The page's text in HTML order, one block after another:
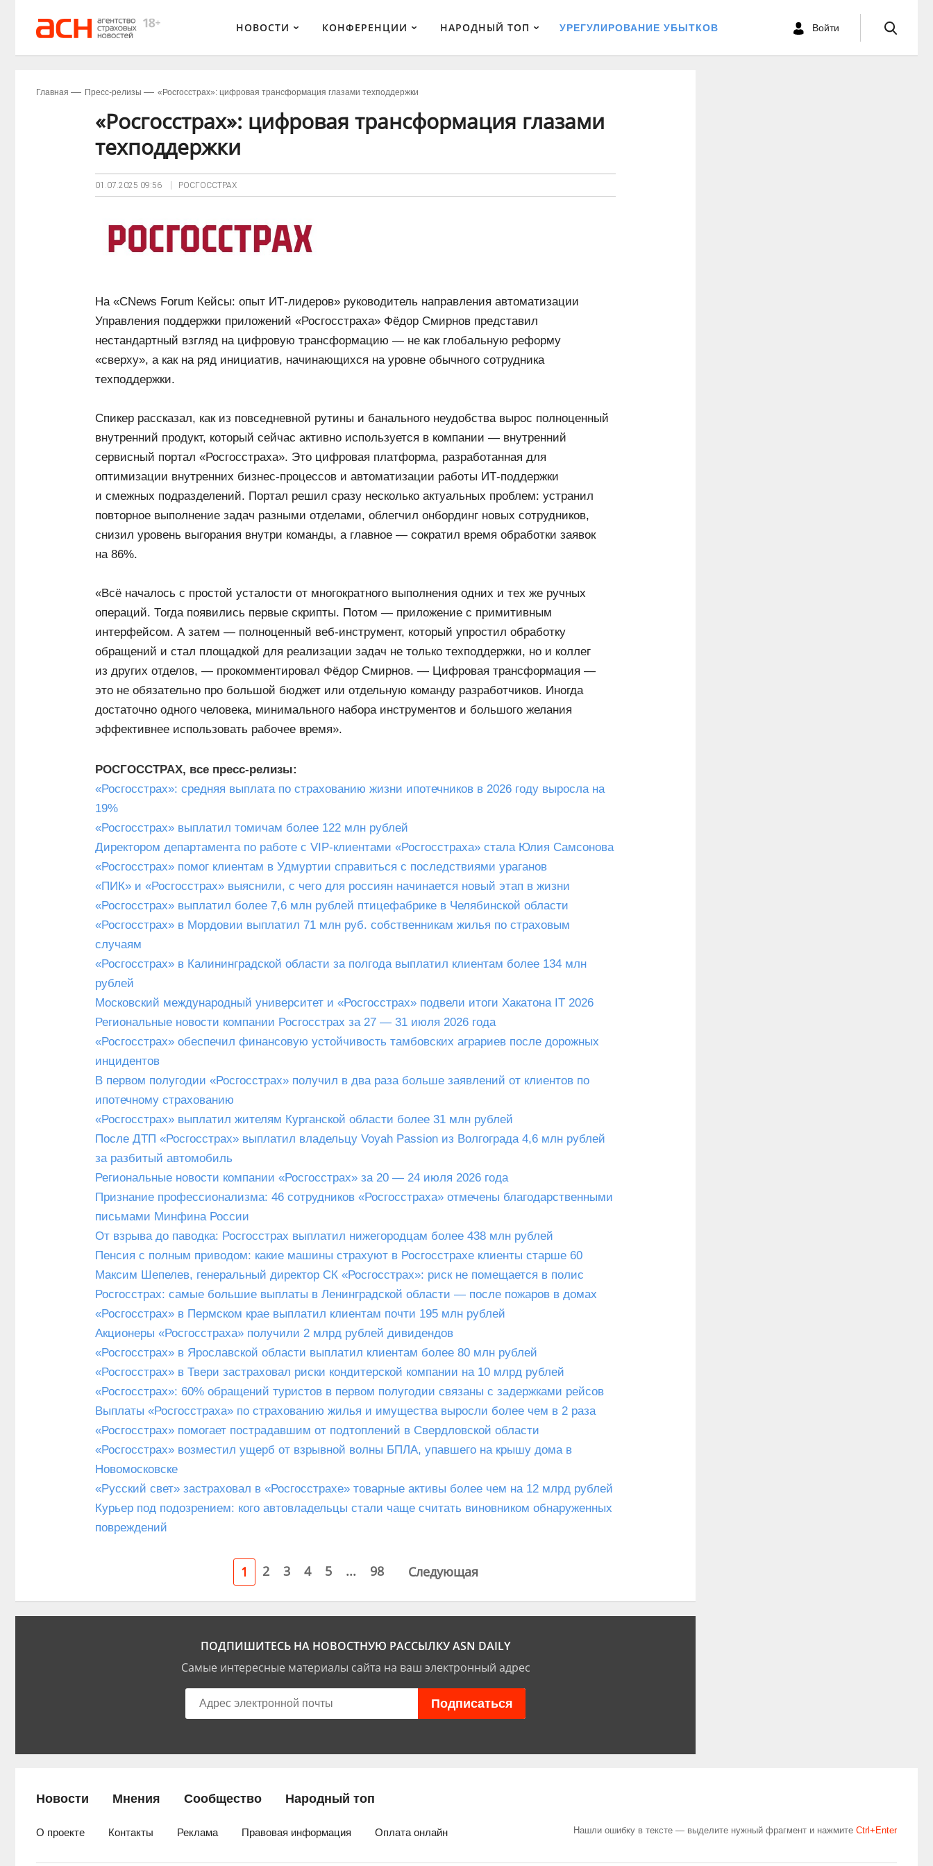
НОВОСТИ КОНФЕРЕНЦИИ НАРОДНЫЙ ТОП УРЕГУЛИРОВАНИЕ УБЫТКОВ Войти
Главная Пресс-релизы «Росгосстрах»: цифровая трансформация глазами техподдержки
«Росгосстрах»: цифровая трансформация глазами
техподдержки
01.07.2025 09:56 РОСГОССТРАХ
На «CNews Forum Кейсы: опыт ИТ-лидеров» руководитель направления автоматизации
Управления поддержки приложений «Росгосстраха» Фёдор Смирнов представил
нестандартный взгляд на цифровую трансформацию — не как глобальную реформу
«сверху», а как на ряд инициатив, начинающихся на уровне обычного сотрудника
техподдержки.
Спикер рассказал, как из повседневной рутины и банального неудобства вырос полноценный
внутренний продукт, который сейчас активно используется в компании — внутренний
сервисный портал «Росгосстраха». Это цифровая платформа, разработанная для
оптимизации внутренних бизнес-процессов и автоматизации работы ИТ-поддержки
и смежных подразделений. Портал решил сразу несколько актуальных проблем: устранил
повторное выполнение задач разными отделами, облегчил онбординг новых сотрудников,
снизил уровень выгорания внутри команды, а главное — сократил время обработки заявок
на 86%.
«Всё началось с простой усталости от многократного выполнения одних и тех же ручных
операций. Тогда появились первые скрипты. Потом — приложение с примитивным
интерфейсом. А затем — полноценный веб-инструмент, который упростил обработку
обращений и стал площадкой для реализации задач не только техподдержки, но и коллег
из других отделов, — прокомментировал Фёдор Смирнов. — Цифровая трансформация —
это не обязательно про большой бюджет или отдельную команду разработчиков. Иногда
достаточно одного человека, минимального набора инструментов и большого желания
эффективнее использовать рабочее время».
РОСГОССТРАХ, все пресс-релизы:
«Росгосстрах»: средняя выплата по страхованию жизни ипотечников в 2026 году выросла на
19%
«Росгосстрах» выплатил томичам более 122 млн рублей
Директором департамента по работе с VIP-клиентами «Росгосстраха» стала Юлия Самсонова
«Росгосстрах» помог клиентам в Удмуртии справиться с последствиями ураганов
«ПИК» и «Росгосстрах» выяснили, с чего для россиян начинается новый этап в жизни
«Росгосстрах» выплатил более 7,6 млн рублей птицефабрике в Челябинской области
«Росгосстрах» в Мордовии выплатил 71 млн руб. собственникам жилья по страховым
случаям
«Росгосстрах» в Калининградской области за полгода выплатил клиентам более 134 млн
рублей
Московский международный университет и «Росгосстрах» подвели итоги Хакатона IT 2026
Региональные новости компании Росгосстрах за 27 — 31 июля 2026 года
«Росгосстрах» обеспечил финансовую устойчивость тамбовских аграриев после дорожных
инцидентов
В первом полугодии «Росгосстрах» получил в два раза больше заявлений от клиентов по
ипотечному страхованию
«Росгосстрах» выплатил жителям Курганской области более 31 млн рублей
После ДТП «Росгосстрах» выплатил владельцу Voyah Passion из Волгограда 4,6 млн рублей
за разбитый автомобиль
Региональные новости компании «Росгосстрах» за 20 — 24 июля 2026 года
Признание профессионализма: 46 сотрудников «Росгосстраха» отмечены благодарственными
письмами Минфина России
От взрыва до паводка: Росгосстрах выплатил нижегородцам более 438 млн рублей
Пенсия с полным приводом: какие машины страхуют в Росгосстрахе клиенты старше 60
Максим Шепелев, генеральный директор СК «Росгосстрах»: риск не помещается в полис
Росгосстрах: самые большие выплаты в Ленинградской области — после пожаров в домах
«Росгосстрах» в Пермском крае выплатил клиентам почти 195 млн рублей
Акционеры «Росгосстраха» получили 2 млрд рублей дивидендов
«Росгосстрах» в Ярославской области выплатил клиентам более 80 млн рублей
«Росгосстрах» в Твери застраховал риски кондитерской компании на 10 млрд рублей
«Росгосстрах»: 60% обращений туристов в первом полугодии связаны с задержками рейсов
Выплаты «Росгосстраха» по страхованию жилья и имущества выросли более чем в 2 раза
«Росгосстрах» помогает пострадавшим от подтоплений в Свердловской области
«Росгосстрах» возместил ущерб от взрывной волны БПЛА, упавшего на крышу дома в
Новомосковске
«Русский свет» застраховал в «Росгосстрахе» товарные активы более чем на 12 млрд рублей
Курьер под подозрением: кого автовладельцы стали чаще считать виновником обнаруженных
повреждений
1 2 3 4 5 ... 98 Следующая
ПОДПИШИТЕСЬ НА НОВОСТНУЮ РАССЫЛКУ ASN DAILY
Самые интересные материалы сайта на ваш электронный адрес
Новости Мнения Сообщество Народный топ
О проекте Контакты Реклама Правовая информация Оплата онлайн Нашли ошибку в тексте — выделите нужный фрагмент и нажмите Сtrl+Enter